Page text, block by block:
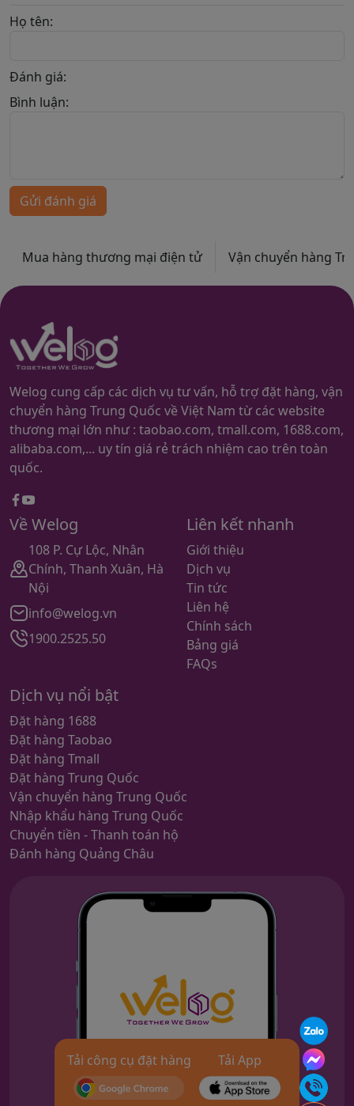
Họ tên:
Đánh giá:
Bình luận:
Gửi đánh giá
Mua hàng thương mại điện tử Vận chuyển hàng
Welog cung cấp các dịch vụ tư vấn, hỗ trợ đặt hàng, vận
chuyển hàng Trung Quốc về Việt Nam từ các website
thương mại lớn như : taobao.com, tmall.com, 1688.com,
alibaba.com,... uy tín giá rẻ trách nhiệm cao trên toàn
quốc.
Facebook
youtube
Về Welog
108 P. Cự Lộc, Nhân
Chính, Thanh Xuân, Hà
Nội
info@welog.vn
1900.2525.50
Liên kết nhanh
Giới thiệu
Dịch vụ
Tin tức
Liên hệ
Chính sách
Bảng giá
FAQs
Dịch vụ nổi bật
Đặt hàng 1688
Đặt hàng Taobao
Đặt hàng Tmall
Đặt hàng Trung Quốc
Vận chuyển hàng Trung Quốc
Nhập khẩu hàng Trung Quốc
Chuyển tiền - Thanh toán hộ
Đánh hàng Quảng Châu
Tải công cụ đặt hàng Tải App